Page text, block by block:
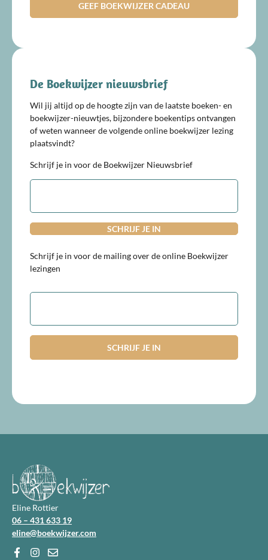
GEEF BOEKWIJZER CADEAU
De Boekwijzer nieuwsbrief
Wil jij altijd op de hoogte zijn van de laatste boeken- en
boekwijzer-nieuwtjes, bijzondere boekentips ontvangen
of weten wanneer de volgende online boekwijzer lezing
plaatsvindt?
Schrijf je in voor de Boekwijzer Nieuwsbrief
E-
Schrijf je in voor de mailing over de online Boekwijzer
lezingen
E-
Eline Rottier
06 – 431 633 19
eline@boekwijzer.com